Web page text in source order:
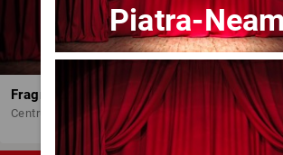
Piatra-